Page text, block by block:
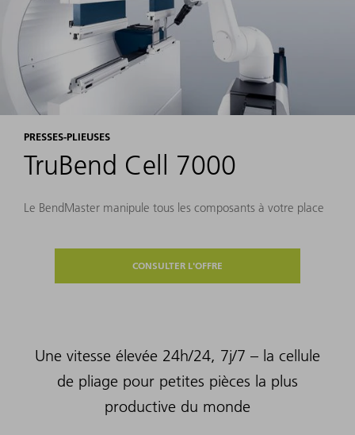
PRESSES-PLIEUSES
TruBend Cell 7000
Le BendMaster manipule tous les composants à votre place
CONSULTER L'OFFRE
Une vitesse élevée 24h/24, 7j/7 – la cellule
de pliage pour petites pièces la plus
productive du monde